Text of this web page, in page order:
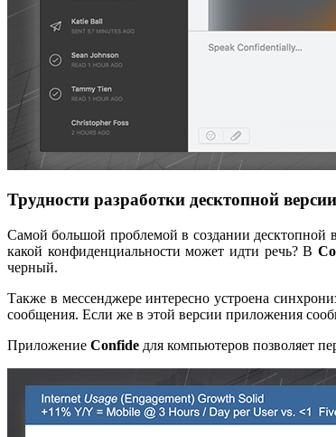
Трудности разработки десктопной
Самой большой проблемой в создании десктопной
какой конфиденциальности может идти речь? В
черный.
Также в мессенджере интересно устроена
сообщения. Если же в этой версии приложения
Приложение Confide для компьютеров позволяет